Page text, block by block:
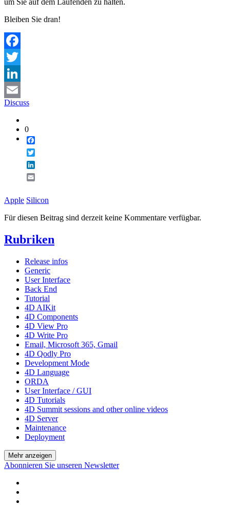
um Sie auf dem Laufenden zu halten.
Bleiben Sie dran!
Facebook
Twitter
LinkedIn
Email
Discuss
0
Apple Silicon
Für diesen Beitrag sind derzeit keine Kommentare verfügbar.
Rubriken
Release infos
Generic
User Interface
Back End
Tutorial
4D AIKit
4D Components
4D View Pro
4D Write Pro
Email, Microsoft 365, Gmail
4D Qodly Pro
Development Mode
4D Language
ORDA
User Interface / GUI
4D Tutorials
4D Summit sessions and other online videos
4D Server
Maintenance
Deployment
Mehr anzeigen
Abonnieren Sie unseren Newsletter